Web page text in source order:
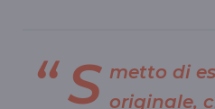
S metto di
originale,